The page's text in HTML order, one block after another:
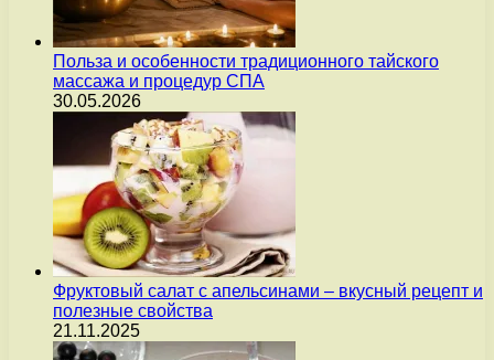
Польза и особенности традиционного тайского
массажа и процедур СПА
30.05.2026
Фруктовый салат с апельсинами – вкусный рецепт и
полезные свойства
21.11.2025